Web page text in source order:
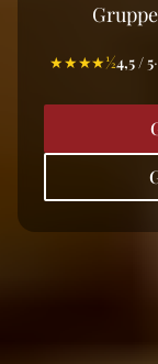
★★★★½4,5 / 5